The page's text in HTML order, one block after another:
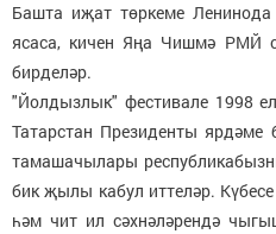
Башта иҗат төркеме
ясаса, кичен Яңа Чишмә РМЙ
бирделәр.
"Йолдызлык" фестивале 1998
Татарстан Президенты
тамашачылары
бик җылы кабул иттеләр. Күбесе
һәм чит ил сәхнәләрендә